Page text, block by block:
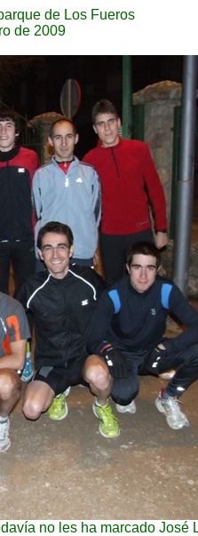
de Los Fueros
de 2009
no les ha marcado José